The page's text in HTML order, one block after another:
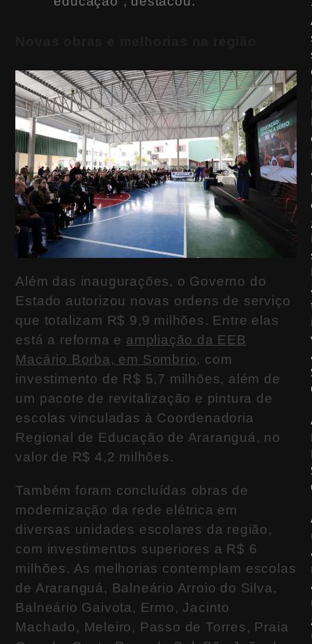
Além das inaugurações, o Governo do
Estado autorizou novas ordens de serviço
que totalizam R$ 9,9 milhões. Entre elas
está a reforma e ampliação da EEB
Macário Borba, em Sombrio, com
investimento de R$ 5,7 milhões, além de
um pacote de revitalização e pintura de
escolas vinculadas à Coordenadoria
Regional de Educação de Araranguá, no
valor de R$ 4,2 milhões.
Também foram concluídas obras de
modernização da rede elétrica em
diversas unidades escolares da região,
com investimentos superiores a R$ 6
milhões. As melhorias contemplam escolas
de Araranguá, Balneário Arroio do Silva,
Balneário Gaivota, Ermo, Jacinto
Machado, Meleiro, Passo de Torres, Praia